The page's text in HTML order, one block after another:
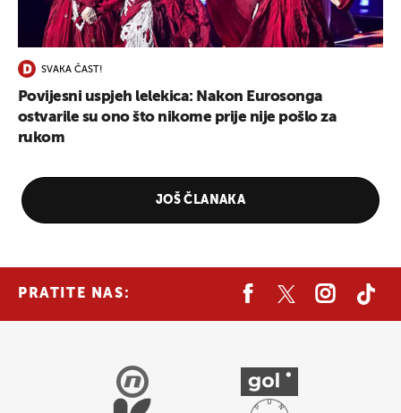
SVAKA ČAST!
Povijesni uspjeh lelekica: Nakon Eurosonga
ostvarile su ono što nikome prije nije pošlo za
rukom
JOŠ ČLANAKA
PRATITE NAS: